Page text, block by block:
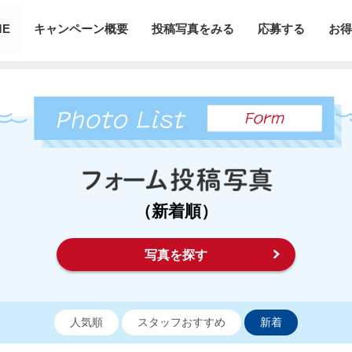
キャンペーン概要 投稿写真をみる 応募する お
（新着順）
写真を探す
人気順 スタッフおすすめ 新着